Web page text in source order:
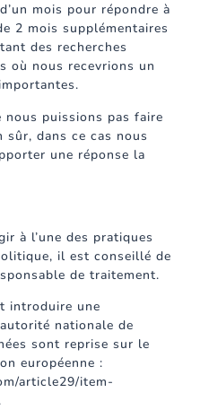
mois pour répondre à
2 mois supplémentaires
des recherches
où nous recevrions un
puissions pas faire
sûr, dans ce cas nous
une réponse la
à l’une des pratiques
il est conseillé de
de traitement.
introduire une
nationale de
sont reprise sur le
européenne :
article29/item-